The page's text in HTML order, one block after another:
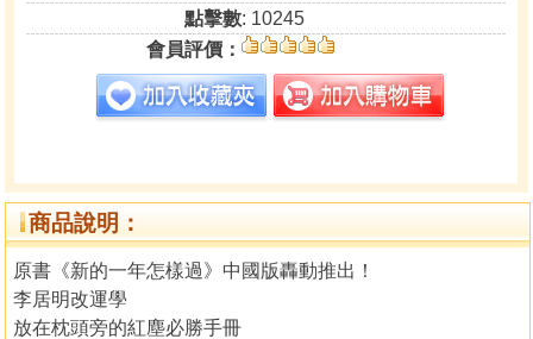
點擊數: 10245
會員評價：
商品說明：
原書《新的一年怎樣過》中國版轟動推出！
李居明改運學
放在枕頭旁的紅塵必勝手冊